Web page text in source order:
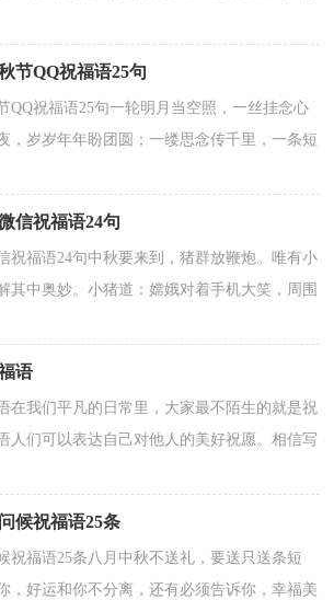
到，祝心随月圆步步好。中秋快乐！以下是小
节QQ祝福语25句
QQ祝福语25句一轮明月当空照，一丝挂念心
，岁岁年年盼团圆；一缕思念传千里，一条短
不断，海角天涯血脉连；中秋佳节倍思亲，
信祝福语24句
祝福语24句中秋要来到，猪群放鞭炮。唯有小
其中奥妙。小猪道：嫦娥对着手机大笑，周围
福到，大笑的是嫦娥，定神的是八戒...
语
在我们平凡的日常里，大家最不陌生的就是祝
人们可以表达自己对他人的美好祝愿。相信写
都头痛的问题，以下是小编收...
候祝福语25条
祝福语25条八月中秋不送礼，要送只送条短
，好运和你不分离，还有必须告诉你，幸福美